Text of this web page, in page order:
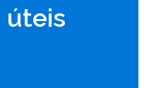
úteis